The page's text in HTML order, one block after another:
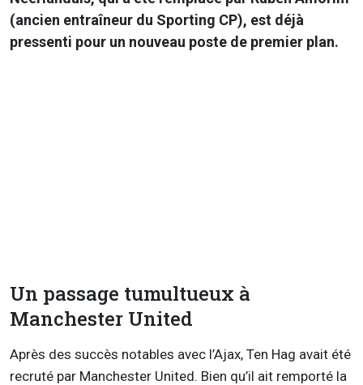
(ancien entraîneur du Sporting CP), est déjà
pressenti pour un nouveau poste de premier plan.
Un passage tumultueux à
Manchester United
Après des succès notables avec l’Ajax, Ten Hag avait été
recruté par Manchester United. Bien qu’il ait remporté la